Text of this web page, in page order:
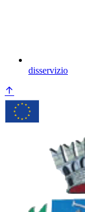
disservizio